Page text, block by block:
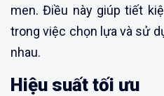
men. Điều này giúp tiết
trong việc chọn lựa và sử
nhau.
Hiệu suất tối ưu